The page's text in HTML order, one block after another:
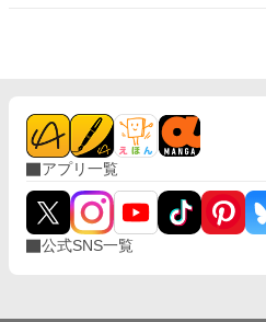
アプリ一覧
公式SNS一覧